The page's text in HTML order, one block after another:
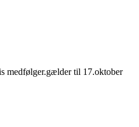
medfølger.gælder til 17.oktober